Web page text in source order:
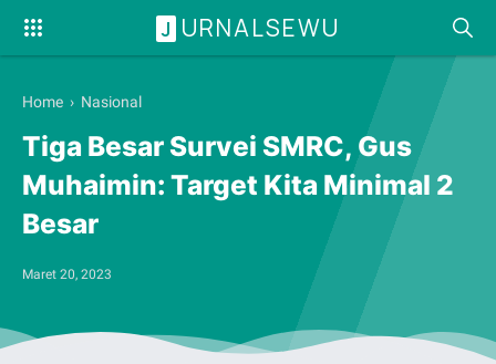
J URNALSEWU
Home › Nasional
Tiga Besar Survei SMRC, Gus
Muhaimin: Target Kita Minimal 2
Besar
Maret 20, 2023